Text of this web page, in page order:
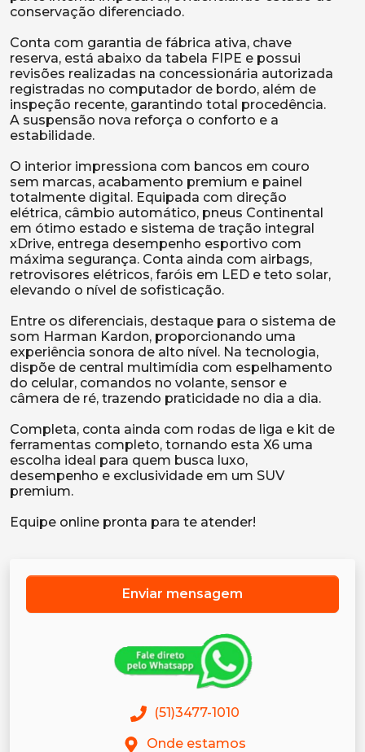
conservação diferenciado.
Conta com garantia de fábrica ativa, chave
reserva, está abaixo da tabela FIPE e possui
revisões realizadas na concessionária autorizada
registradas no computador de bordo, além de
inspeção recente, garantindo total procedência.
A suspensão nova reforça o conforto e a
estabilidade.
O interior impressiona com bancos em couro
sem marcas, acabamento premium e painel
totalmente digital. Equipada com direção
elétrica, câmbio automático, pneus Continental
em ótimo estado e sistema de tração integral
xDrive, entrega desempenho esportivo com
máxima segurança. Conta ainda com airbags,
retrovisores elétricos, faróis em LED e teto solar,
elevando o nível de sofisticação.
Entre os diferenciais, destaque para o sistema de
som Harman Kardon, proporcionando uma
experiência sonora de alto nível. Na tecnologia,
dispõe de central multimídia com espelhamento
do celular, comandos no volante, sensor e
câmera de ré, trazendo praticidade no dia a dia.
Completa, conta ainda com rodas de liga e kit de
ferramentas completo, tornando esta X6 uma
escolha ideal para quem busca luxo,
desempenho e exclusividade em um SUV
premium.
Enviar mensagem
(51)3477-1010
Onde estamos